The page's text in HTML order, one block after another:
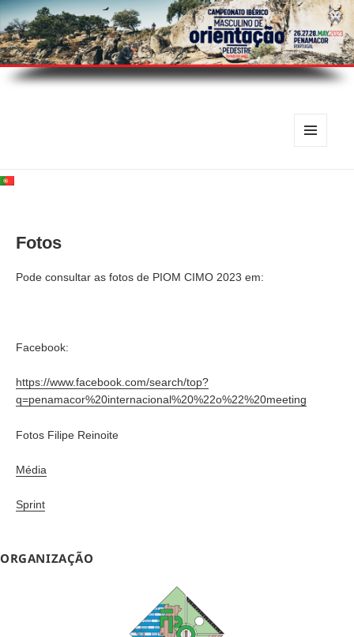
Fotos
Pode consultar as fotos de PIOM CIMO 2023 em:
Facebook:
https://www.facebook.com/search/top?
q=penamacor%20internacional%20%22o%22%20meeting
Fotos Filipe Reinoite
Média
Sprint
ORGANIZAÇÃO